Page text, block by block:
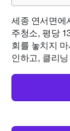
세종 연서면에
주청소, 평당
회를 놓치지
인하고, 클리